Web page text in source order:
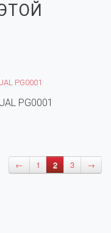
PG0001
← 1 2 3 →